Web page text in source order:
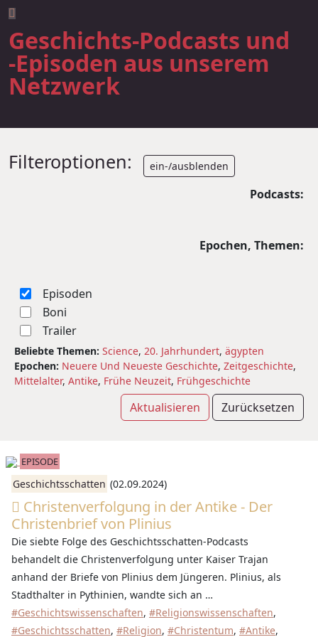
Geschichts-Podcasts und
-Episoden aus unserem
Netzwerk
Filteroptionen: ein-/ausblenden
Podcasts:
Epochen, Themen:
Episoden
Boni
Trailer
Beliebte Themen: Science, 20. Jahrhundert, ägypten
Epochen: Neuere Und Neueste Geschichte, Zeitgeschichte,
Mittelalter, Antike, Frühe Neuzeit, Frühgeschichte
Aktualisieren Zurücksetzen
EPISODE
Geschichtsschatten (02.09.2024)
Christenverfolgung in der Antike - Der
Christenbrief von Plinius
Die siebte Folge des Geschichtsschatten-Podcasts
behandelt die Christenverfolgung unter Kaiser Trajan
anhand der Briefe von Plinius dem Jüngeren. Plinius, als
Stadthalter in Pythinien, wandte sich an …
#Geschichtswissenschaften, #Religionswissenschaften,
#Geschichtsschatten, #Religion, #Christentum, #Antike,